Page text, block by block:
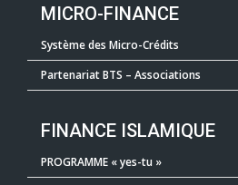
MICRO-FINANCE
Système des Micro-Crédits
Partenariat BTS – Associations
FINANCE ISLAMIQUE
PROGRAMME « yes-tu »